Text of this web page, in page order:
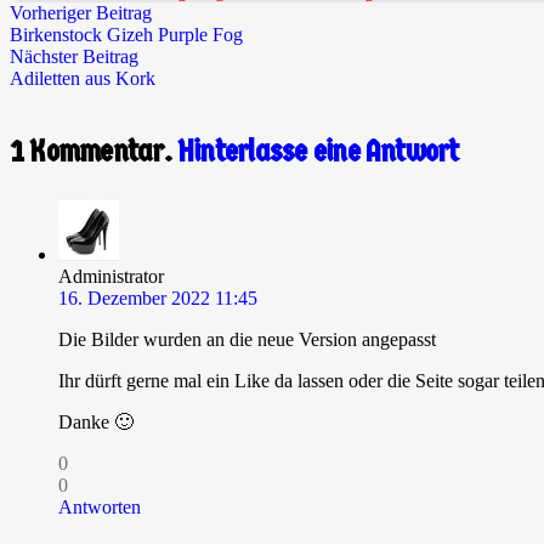
Vorheriger Beitrag
Birkenstock Gizeh Purple Fog
Nächster Beitrag
Adiletten aus Kork
1Kommentar.Hinterlasse eine Antwort
Administrator
16. Dezember 2022 11:45
Die Bilder wurden an die neue Version angepasst
Ihr dürft gerne mal ein Like da lassen oder die Seite sogar
Danke 🙂
0
0
Antworten